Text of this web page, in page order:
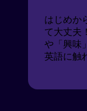
はじめか
て大丈夫
や「興味
英語に触